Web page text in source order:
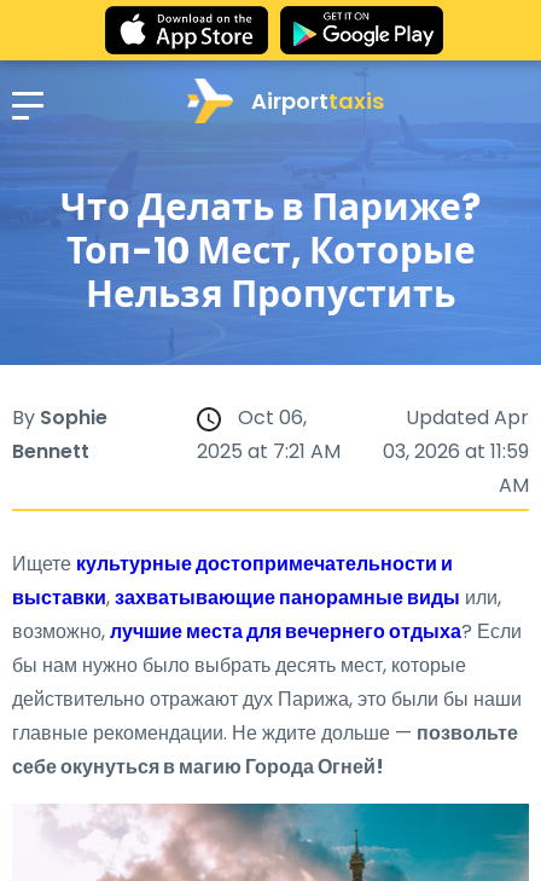
Airporttaxis
Что Делать в Париже?
Топ-10 Мест, Которые
Нельзя Пропустить
By Sophie
Bennett
Oct 06,
2025 at 7:21 AM
Updated Apr
03, 2026 at 11:59
AM
Ищете культурные достопримечательности и
выставки,захватывающие панорамные виды или,
возможно,лучшие места для вечернего отдыха? Если
бы нам нужно было выбрать десять мест, которые
действительно отражают дух Парижа, это были бы наши
главные рекомендации. Не ждите дольше — позвольте
себе окунуться в магию Города Огней!